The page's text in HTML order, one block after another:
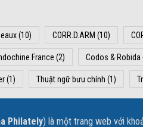
(10) CORR.D.ARM (10)
France (2) Codos & Robida
(1) Thuật ngữ bưu chính (1)
Philately) là một trang web với